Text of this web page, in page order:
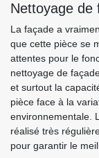
Nettoyage de
La façade a
que cette pièce se
attentes pour le
nettoyage de
et surtout la
pièce face à la
environnementale.
réalisé très
pour garantir le